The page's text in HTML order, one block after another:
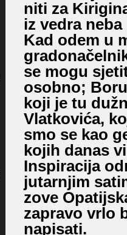
niti za
iz vedra
Kad odem u
se mogu
osobno;
koji je tu
Vlatkovića,
smo se kao
kojih danas
Inspiracija
jutarnjim
zove
zapravo vrlo
napisati.